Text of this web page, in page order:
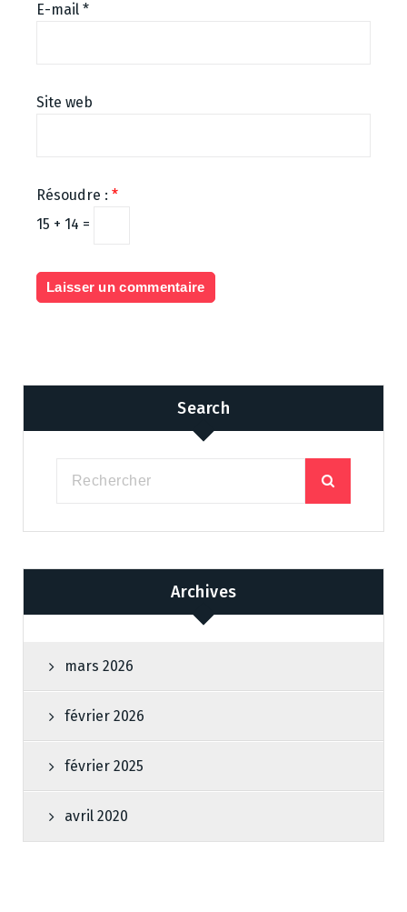
E-mail *
Site web
Résoudre : *
15 + 14 =
Search
Archives
mars 2026
février 2026
février 2025
avril 2020